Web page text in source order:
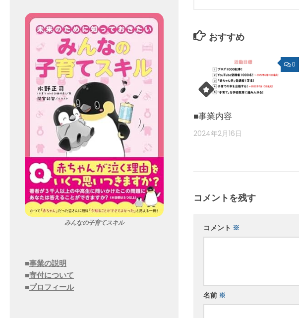
おすすめ
0
■事業内容
2024年2月16日
コメントを残す
コメント ※
名前 ※
みんなの子育てスキル
■事業の説明
■寄付について
■プロフィール